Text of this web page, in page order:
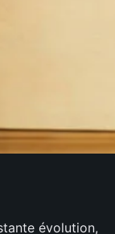
évolution,